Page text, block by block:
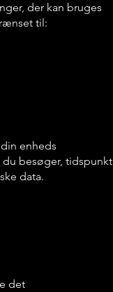
der kan bruges
til:
enheds
du besøger, tidspunkt
data.
det